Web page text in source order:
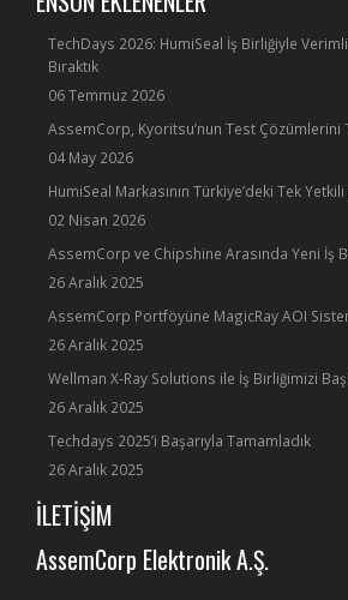
TechDays 2026: HumiSeal İş Birliğiyle
Bıraktık
06 Temmuz 2026
AssemCorp, Kyoritsu’nun Test Çözümlerini
04 May 2026
HumiSeal Markasının Türkiye’deki Tek
02 Nisan 2026
AssemCorp ve Chipshine Arasında Yeni İş
26 Aralık 2025
AssemCorp Portföyüne MagicRay AOI
26 Aralık 2025
Wellman X-Ray Solutions ile İş Birliğimizi
26 Aralık 2025
Techdays 2025’i Başarıyla Tamamladık
26 Aralık 2025
İLETİŞİM
AssemCorp Elektronik A.Ş.